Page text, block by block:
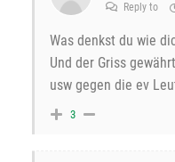
Reply to
Was denkst du wie
Und der Griss
usw gegen die ev
3